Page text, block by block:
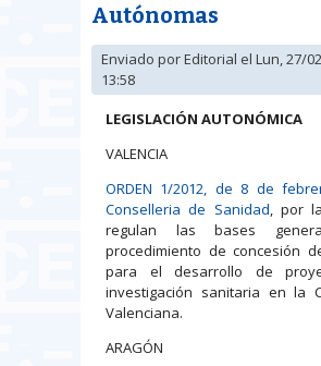
Autónomas
Enviado porEditorial el Lun, 27/
13:58
LEGISLACIÓN AUTONÓMICA
VALENCIA
ORDEN 1/2012, de 8 de
Conselleria de Sanidad , por
regulan las bases
procedimiento de concesión
para el desarrollo de
investigación sanitaria en la
Valenciana.
ARAGÓN